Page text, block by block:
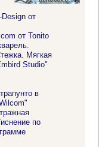
от
от Tonito
Мягкая
Studio"
в
по